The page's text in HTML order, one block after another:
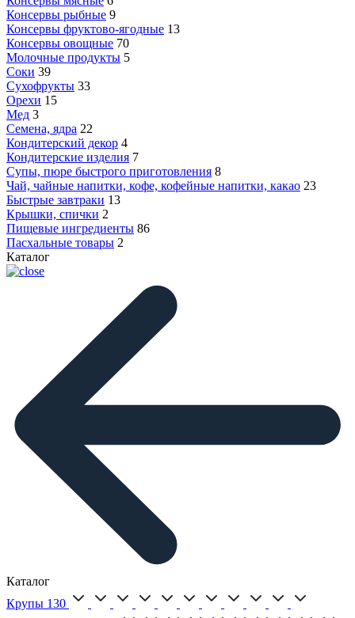
Консервы рыбные 9
Консервы фруктово-ягодные 13
Консервы овощные 70
Молочные продукты 5
Соки 39
Сухофрукты 33
Орехи 15
Мед 3
Семена, ядра 22
Кондитерский декор 4
Кондитерские изделия 7
Супы, пюре быстрого приготовления 8
Чай, чайные напитки, кофе, кофейные напитки, какао 23
Быстрые завтраки 13
Крышки, спички 2
Пищевые ингредиенты 86
Пасхальные товары 2
Каталог
Каталог
Крупы 130